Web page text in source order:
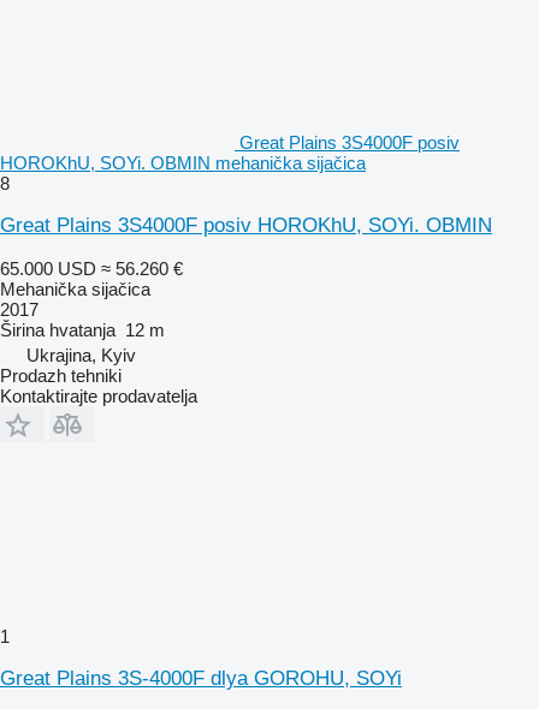
Great Plains 3S4000F posiv
HOROKhU, SOYi. OBMIN mehanička sijačica
8
Great Plains 3S4000F posiv HOROKhU, SOYi. OBMIN
65.000 USD ≈ 56.260 €
Mehanička sijačica
2017
Širina hvatanja 12 m
Ukrajina, Kyiv
Prodazh tehniki
Kontaktirajte prodavatelja
1
Great Plains 3S-4000F dlya GOROHU, SOYi